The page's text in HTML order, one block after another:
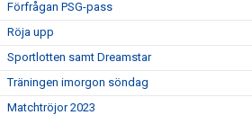
Förfrågan PSG-pass
Röja upp
Sportlotten samt Dreamstar
Träningen imorgon söndag
Matchtröjor 2023